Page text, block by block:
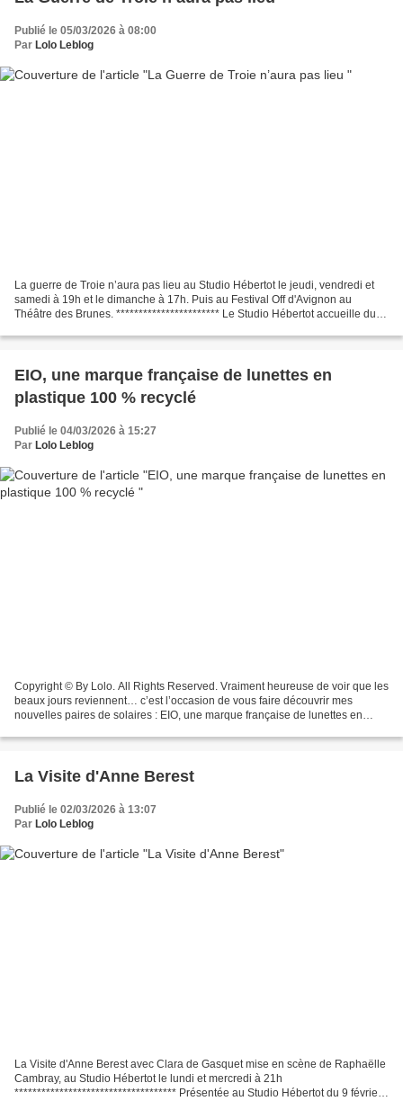
Publié le 05/03/2026 à 08:00
Par Lolo Leblog
La guerre de Troie n’aura pas lieu au Studio Hébertot le jeudi, vendredi et
samedi à 19h et le dimanche à 17h. Puis au Festival Off d'Avignon au
Théâtre des Brunes. *********************** Le Studio Hébertot accueille du
EIO, une marque française de lunettes en
plastique 100 % recyclé
Publié le 04/03/2026 à 15:27
Par Lolo Leblog
Copyright © By Lolo. All Rights Reserved. Vraiment heureuse de voir que les
beaux jours reviennent… c’est l’occasion de vous faire découvrir mes
nouvelles paires de solaires : EIO, une marque française de lunettes en
La Visite d'Anne Berest
Publié le 02/03/2026 à 13:07
Par Lolo Leblog
La Visite d'Anne Berest avec Clara de Gasquet mise en scène de Raphaëlle
Cambray, au Studio Hébertot le lundi et mercredi à 21h
************************************ Présentée au Studio Hébertot du 9 février